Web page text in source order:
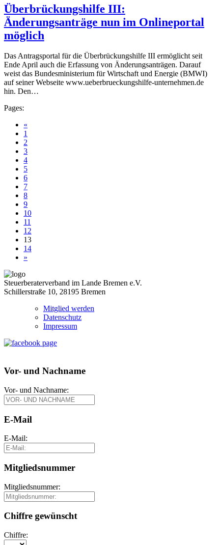
Überbrückungshilfe III:
Änderungsanträge nun im Onlineportal
möglich
Das Antragsportal für die Überbrückungshilfe III ermöglicht seit
Ende April auch die Erfassung von Änderungsanträgen. Darauf
weist das Bundesministerium für Wirtschaft und Energie (BMWI)
auf seiner Webseite www.ueberbrueckungshilfe-unternehmen.de
hin. Den…
Pages:
«
1
2
3
4
5
6
7
8
9
10
11
12
13
14
»
Steuerberaterverband im Lande Bremen e.V.
Schillerstraße 10, 28195 Bremen
Mitglied werden
Datenschutz
Impressum
Vor- und Nachname
Vor- und Nachname:
E-Mail
E-Mail:
Mitgliedsnummer
Mitgliedsnummer:
Chiffre gewünscht
Chiffre: